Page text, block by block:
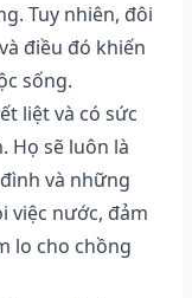
Tuy nhiên, đôi
điều đó khiến
sống.
liệt và có sức
Họ sẽ luôn là
và những
việc nước, đảm
lo cho chồng